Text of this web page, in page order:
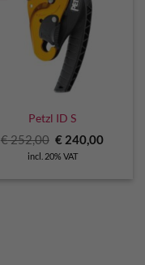
Petzl ID S
€252,00 Original
price
was:
€ 240,00Current
incl. 20% VAT